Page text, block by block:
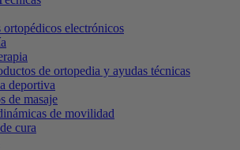
ortopédicos electrónicos
de ortopedia y ayudas técnicas
deportiva
de masaje
de movilidad
cura